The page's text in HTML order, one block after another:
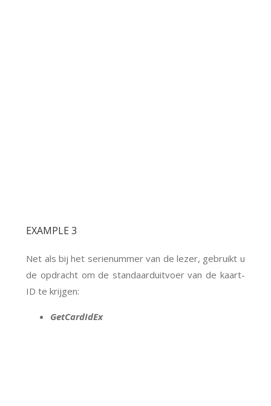
EXAMPLE 3
Net als bij het serienummer van de lezer, gebruikt u
de opdracht om de standaarduitvoer van de kaart-
ID te krijgen:
GetCardIdEx